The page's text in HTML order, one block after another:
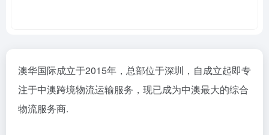
澳华国际成立于2015年，总部位于深圳，自成立起即专
注于中澳跨境物流运输服务，现已成为中澳最大的综合
物流服务商.